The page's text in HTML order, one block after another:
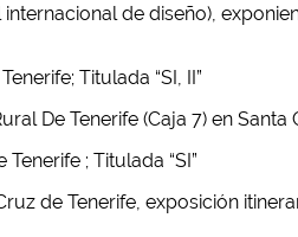
de diseño),
Titulada “SI, II”
Tenerife (Caja 7) en Santa
; Titulada “SI”
de Tenerife, exposición